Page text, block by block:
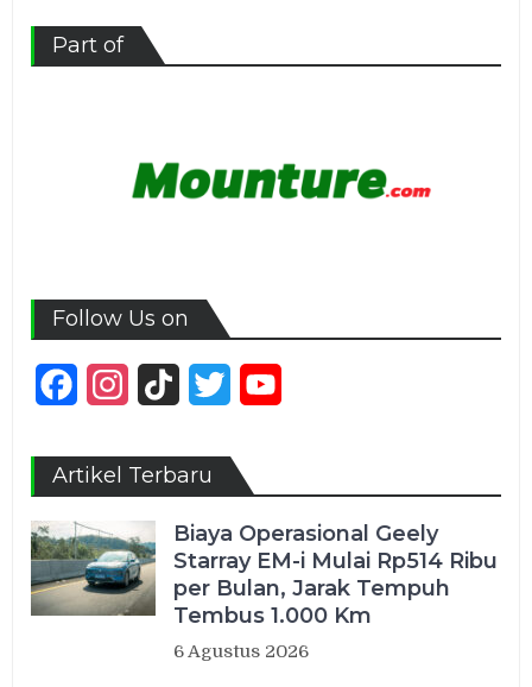
Part of
Follow Us on
FacebookInstagram
TikTok Twitter
Artikel Terbaru
Biaya Operasional Geely
Starray EM-i Mulai Rp514 Ribu
per Bulan, Jarak Tempuh
Tembus 1.000 Km
6 Agustus 2026